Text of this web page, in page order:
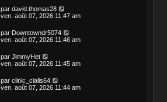
par david.thomas28
ven. août 07, 2026 11:47 am
par Downtowndr5074
ven. août 07, 2026 11:46 am
par JimmyHet
ven. août 07, 2026 11:45 am
par clinic_cialis64
ven. août 07, 2026 11:44 am